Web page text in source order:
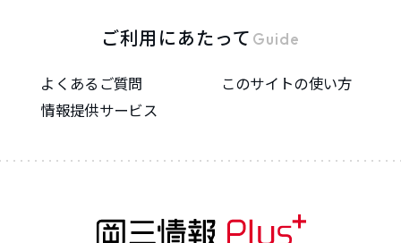
ご利用にあたって Guide
よくあるご質問
このサイトの使い方
情報提供サービス